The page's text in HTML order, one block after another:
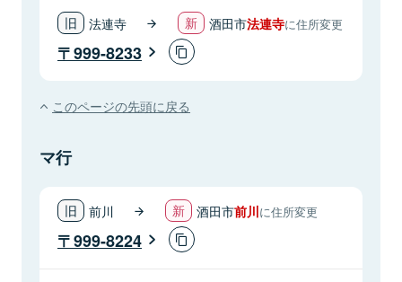
法連寺 酒田市法連寺に住所変更
999-8233
このページの先頭に戻る
マ行
前川 酒田市前川に住所変更
999-8224